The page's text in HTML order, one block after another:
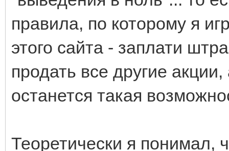
правила, по которому я
этого сайта - заплати
продать все другие
останется такая
Теоретически я понимал,